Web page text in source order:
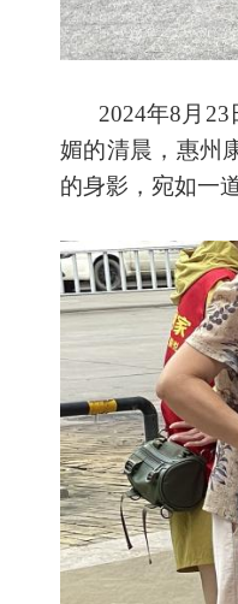
2024年8月
媚的清晨，惠州
的身影，宛如一